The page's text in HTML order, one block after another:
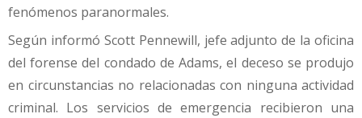
fenómenos paranormales.
Según informó Scott Pennewill, jefe adjunto de la oficina
del forense del condado de Adams, el deceso se produjo
en circunstancias no relacionadas con ninguna actividad
criminal. Los servicios de emergencia recibieron una